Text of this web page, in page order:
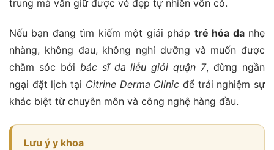
trung mà vẫn giữ được vẻ đẹp tự nhiên vốn có.
Nếu bạn đang tìm kiếm một giải pháp trẻ hóa danhẹ
nhàng, không đau, không nghỉ dưỡng và muốn được
chăm sóc bởi bác sĩ da liễu giỏi quận 7, đừng ngần
ngại đặt lịch tại Citrine Derma Clinic để trải nghiệm sự
khác biệt từ chuyên môn và công nghệ hàng đầu.
Lưu ý y khoa